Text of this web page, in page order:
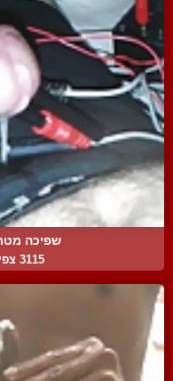
שפיכה
3115 צפיות